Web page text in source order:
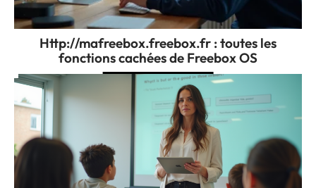
Http://mafreebox.freebox.fr : toutes les
fonctions cachées de Freebox OS